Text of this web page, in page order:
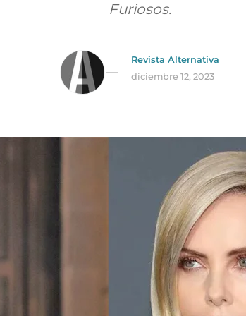
Furiosos.
Revista Alternativa
diciembre 12, 2023